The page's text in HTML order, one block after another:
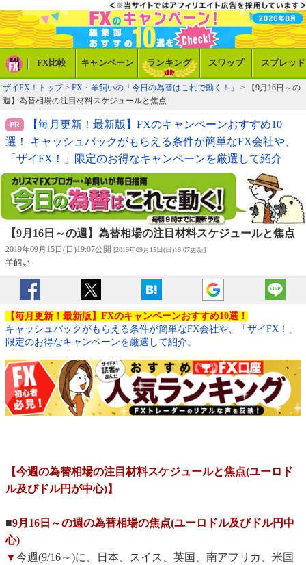
FX比較 キャンペーン ランキング スワップ スプレッド
ザイFX！トップ> FX・羊飼いの「今日の為替はこれで動く！」
> 【9月16日～の
週】為替相場の注目材料スケジュールと焦点
【毎月更新！最新版】FXのキャンペーンおすすめ10
選！ キャッシュバックがもらえる条件が簡単なFX会社や、
「ザイFX！」限定のお得なキャンペーンを厳選して紹介
【9月16日～の週】為替相場の注目材料スケジュールと焦点
2019年09月15日(日)19:07公開 [2019年09月15日(日)19:07更新]
羊飼い
【毎月更新！最新版】FXのキャンペーンおすすめ10選！
キャッシュバックがもらえる条件が簡単なFX会社や、「ザイFX！」
限定のお得なキャンペーンを厳選して紹介。
【今週の為替相場の注目材料スケジュールと焦点(ユーロド
ル及びドル円が中心)】
■9月16日～の週の為替相場の焦点(ユーロドル及びドル円中
心)
▼今週(9/16～)に、日本、スイス、英国、南アフリカ、米国